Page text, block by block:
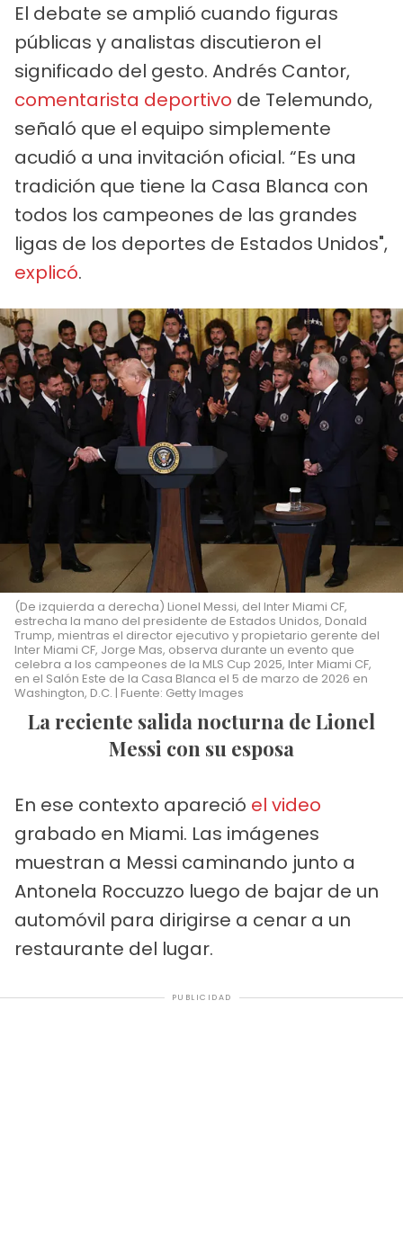
El debate se amplió cuando figuras
públicas y analistas discutieron el
significado del gesto. Andrés Cantor,
comentarista deportivo de Telemundo,
señaló que el equipo simplemente
acudió a una invitación oficial. “Es una
tradición que tiene la Casa Blanca con
todos los campeones de las grandes
ligas de los deportes de Estados Unidos",
explicó.
(De izquierda a derecha) Lionel Messi, del Inter Miami CF,
estrecha la mano del presidente de Estados Unidos, Donald
Trump, mientras el director ejecutivo y propietario gerente del
Inter Miami CF, Jorge Mas, observa durante un evento que
celebra a los campeones de la MLS Cup 2025, Inter Miami CF,
en el Salón Este de la Casa Blanca el 5 de marzo de 2026 en
Washington, D.C. | Fuente: Getty Images
La reciente salida nocturna de Lionel
Messi con su esposa
En ese contexto apareció el video
grabado en Miami. Las imágenes
muestran a Messi caminando junto a
Antonela Roccuzzo luego de bajar de un
automóvil para dirigirse a cenar a un
restaurante del lugar.
PUBLICIDAD